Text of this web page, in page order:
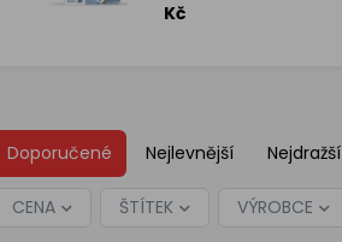
Kč
Doporučené Nejlevnější Nejdražší
CENA ŠTÍTEK VÝROBCE